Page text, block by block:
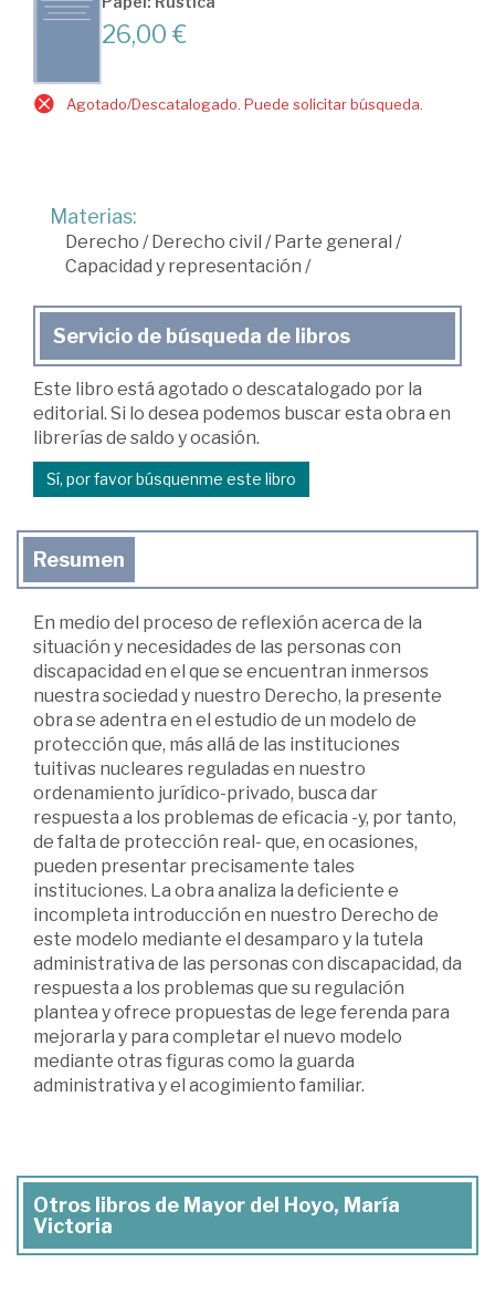
26,00 €
Agotado/Descatalogado. Puede solicitar búsqueda.
Materias:
Derecho /Derecho civil /Parte general /
Capacidad y representación /
Servicio de búsqueda de libros
Este libro está agotado o descatalogado por la
editorial. Si lo desea podemos buscar esta obra en
librerías de saldo y ocasión.
Sí, por favor búsquenme este libro
Resumen
En medio del proceso de reflexión acerca de la
situación y necesidades de las personas con
discapacidad en el que se encuentran inmersos
nuestra sociedad y nuestro Derecho, la presente
obra se adentra en el estudio de un modelo de
protección que, más allá de las instituciones
tuitivas nucleares reguladas en nuestro
ordenamiento jurídico-privado, busca dar
respuesta a los problemas de eficacia -y, por tanto,
de falta de protección real- que, en ocasiones,
pueden presentar precisamente tales
instituciones. La obra analiza la deficiente e
incompleta introducción en nuestro Derecho de
este modelo mediante el desamparo y la tutela
administrativa de las personas con discapacidad, da
respuesta a los problemas que su regulación
plantea y ofrece propuestas de lege ferenda para
mejorarla y para completar el nuevo modelo
mediante otras figuras como la guarda
administrativa y el acogimiento familiar.
Otros libros de Mayor del Hoyo, María
Victoria